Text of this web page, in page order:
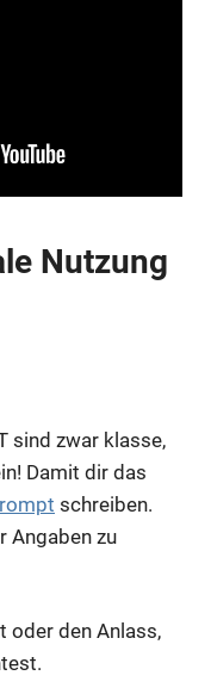
Nutzung
sind zwar klasse,
Damit dir das
schreiben.
Angaben zu
oder den Anlass,